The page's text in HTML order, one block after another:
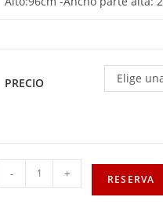
PRECIO Elige
- + RESERVA